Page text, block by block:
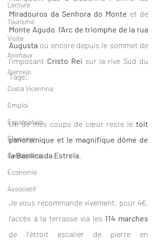
Lecture
Tourisme
Visite
Animaux
Alentejo
Costa Vicentina
Emploi
Expatriation
Élections
Événements
Economie
Associatif
Miradouros da Senhora do Monte
Monte Agudo, l’Arc de triomphe de la rua
Augusta ou encore depuis le sommet de
l’imposant Cristo Rei sur la rive Sud du
Tage.
Un de mes coups de cœur reste le toit
panoramique et le magnifique dôme de
la Basílica da Estrela
Je vous recommande vivement, pour 4€,
l’accès à la terrasse via les 114 marches
de l’étroit escalier de pierre en